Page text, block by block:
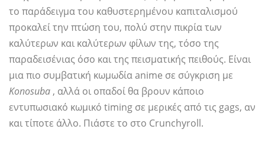
το παράδειγμα του καθυστερημένου καπιταλισμού
προκαλεί την πτώση του, πολύ στην πικρία των
καλύτερων και καλύτερων φίλων της, τόσο της
παραδεισένιας όσο και της πεισματικής πειθούς. Είναι
μια πιο συμβατική κωμωδία anime σε σύγκριση με
Konosuba , αλλά οι οπαδοί θα βρουν κάποιο
εντυπωσιακό κωμικό timing σε μερικές από τις gags, αν
και τίποτε άλλο. Πιάστε το στο Crunchyroll.